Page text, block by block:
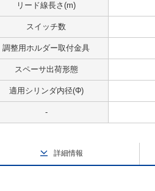
リード線長さ(m)
スイッチ数
調整用ホルダー取付金具
スペーサ出荷形態
適用シリンダ内径(Φ)
-
詳細情報